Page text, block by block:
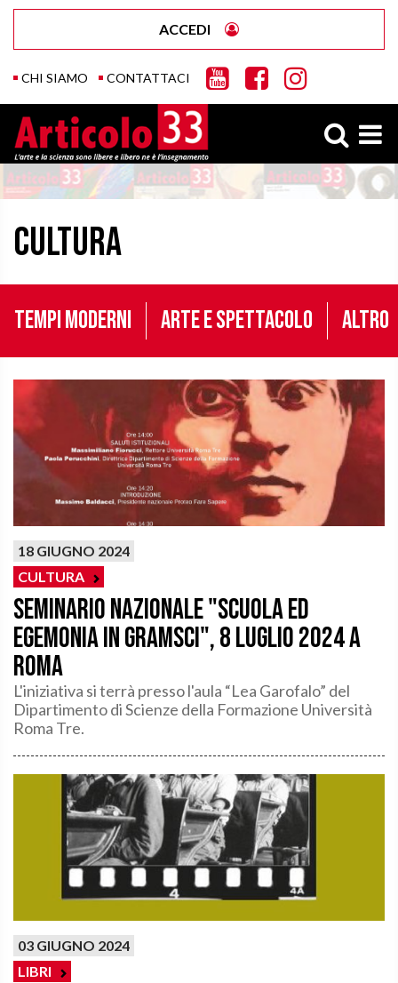
CHI SIAMO CONTATTACI
ACCEDI
Cultura
Tempi moderni Arte e Spettacolo Altro
18 GIUGNO 2024
CULTURA
Seminario nazionale "Scuola ed
egemonia in Gramsci", 8 luglio 2024 a
Roma
L'iniziativa si terrà presso l'aula “Lea Garofalo” del
Dipartimento di Scienze della Formazione Università
Roma Tre.
03 GIUGNO 2024
LIBRI